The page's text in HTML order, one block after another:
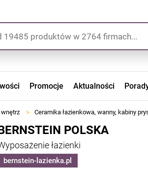
Promocje Aktualności
> Ceramika łazienkowa, wanny, kabiny
POLSKA
łazienki
bernstein-lazienka.pl